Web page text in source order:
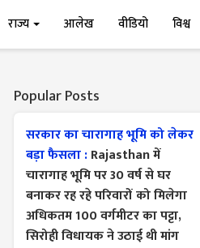
राज्य आलेख वीडियो विश्व
Popular Posts
सरकार का चारागाह भूमि को लेकर
बड़ा फैसला :Rajasthan में
चारागाह भूमि पर 30 वर्ष से घर
बनाकर रह रहे परिवारों को मिलेगा
अधिकतम 100 वर्गमीटर का पट्टा,
सिरोही विधायक ने उठाई थी मांग